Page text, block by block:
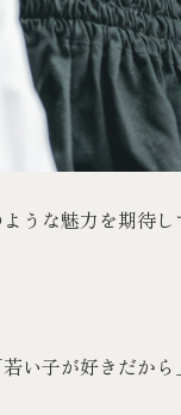
うな魅力を期待し
い子が好きだから